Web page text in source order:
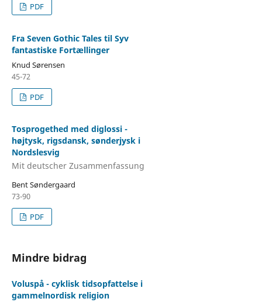
PDF
Fra Seven Gothic Tales til Syv
fantastiske Fortællinger
Knud Sørensen
45-72
PDF
Tosprogethed med diglossi -
højtysk, rigsdansk, sønderjysk i
Nordslesvig
Mit deutscher Zusammenfassung
Bent Søndergaard
73-90
PDF
Mindre bidrag
Voluspå - cyklisk tidsopfattelse i
gammelnordisk religion